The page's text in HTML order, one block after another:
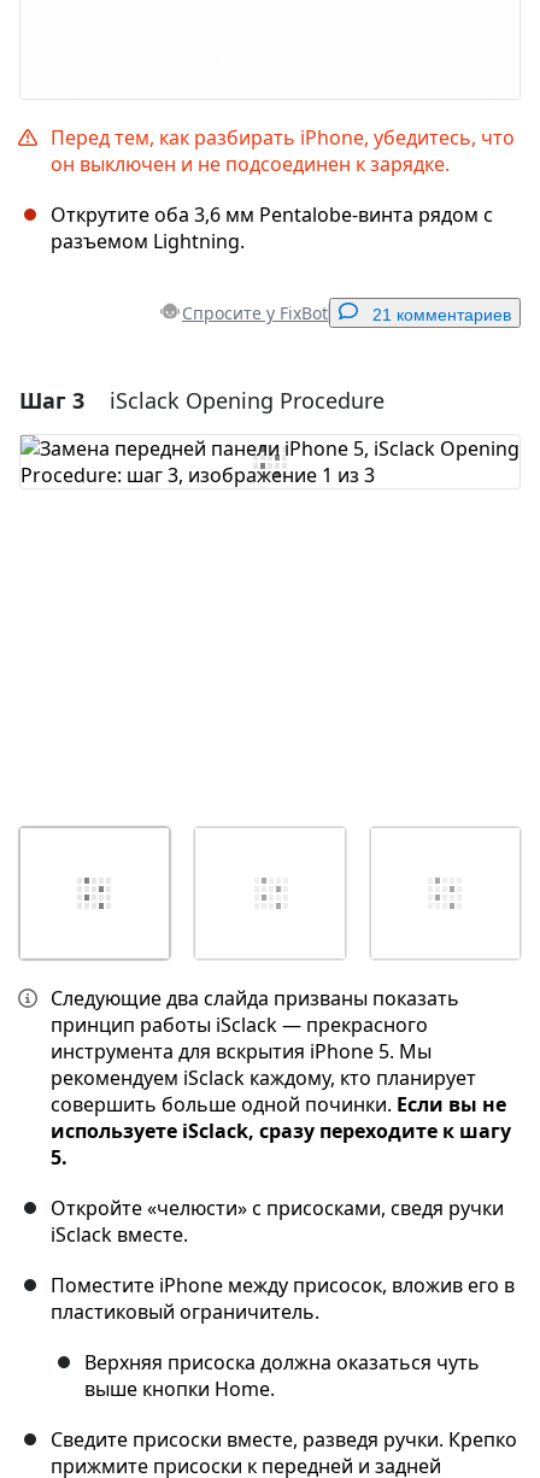
Перед тем, как разбирать iPhone, убедитесь, что
он выключен и не подсоединен к зарядке.
Открутите оба 3,6 мм Pentalobe-винта рядом с
разъемом Lightning.
Спросите у FixBot 21 комментариев
Добавить комментарий
Добавить комментарий
Шаг 3 iSclack Opening Procedure
Следующие два слайда призваны показать
принцип работы iSclack — прекрасного
инструмента для вскрытия iPhone 5. Мы
рекомендуем iSclack каждому, кто планирует
совершить больше одной починки. Если вы не
используете iSclack, сразу переходите к шагу
5.
Откройте «челюсти» с присосками, сведя ручки
iSclack вместе.
Поместите iPhone между присосок, вложив его в
пластиковый ограничитель.
Верхняя присоска должна оказаться чуть
выше кнопки Home.
Сведите присоски вместе, разведя ручки. Крепко
прижмите присоски к передней и задней